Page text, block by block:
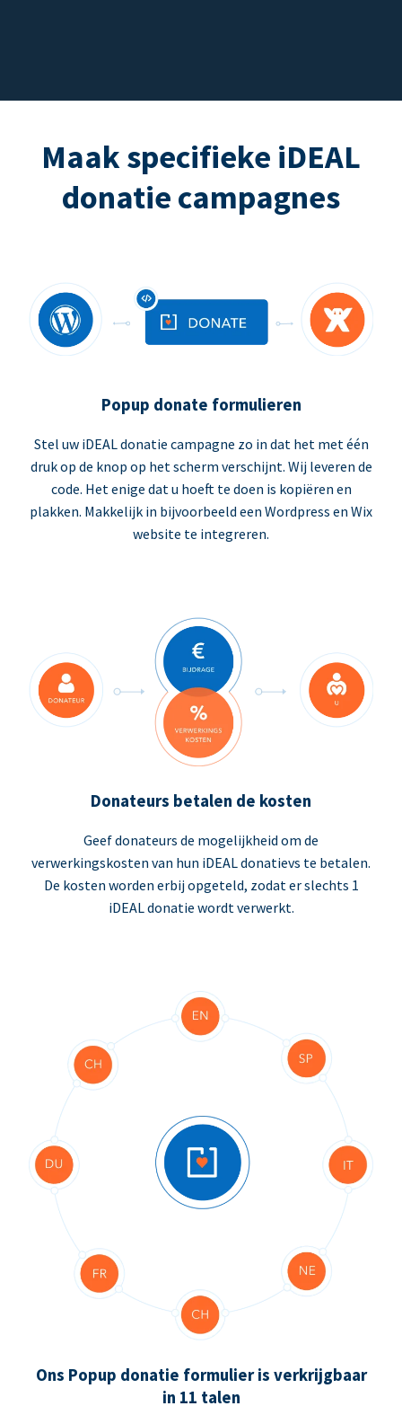
Maak specifieke iDEAL
donatie campagnes
Popup donate formulieren
Stel uw iDEAL donatie campagne zo in dat het met één
druk op de knop op het scherm verschijnt. Wij leveren de
code. Het enige dat u hoeft te doen is kopiëren en
plakken. Makkelijk in bijvoorbeeld een Wordpress en Wix
website te integreren.
Donateurs betalen de kosten
Geef donateurs de mogelijkheid om de
verwerkingskosten van hun iDEAL donatievs te betalen.
De kosten worden erbij opgeteld, zodat er slechts 1
iDEAL donatie wordt verwerkt.
Ons Popup donatie formulier is verkrijgbaar
in 11 talen